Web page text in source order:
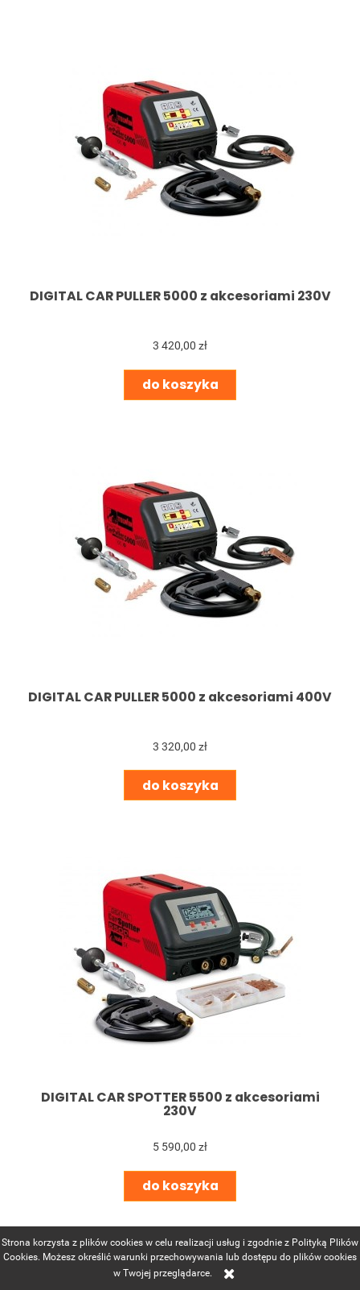
Strona korzysta z plików cookies w celu realizacji usług i zgodnie z Polityką Plików
Cookies. Możesz określić warunki przechowywania lub dostępu do plików cookies
w Twojej przeglądarce.
DIGITAL CAR PULLER 5000 z akcesoriami 230V
3 420,00 zł
do koszyka
DIGITAL CAR PULLER 5000 z akcesoriami 400V
3 320,00 zł
do koszyka
DIGITAL CAR SPOTTER 5500 z akcesoriami
230V
5 590,00 zł
do koszyka